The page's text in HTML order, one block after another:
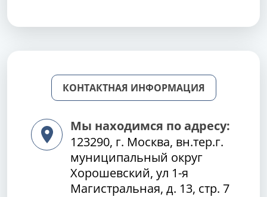
КОНТАКТНАЯ ИНФОРМАЦИЯ
Мы находимся по адресу:
123290, г. Москва, вн.тер.г.
муниципальный округ
Хорошевский, ул 1-я
Магистральная, д. 13, стр. 7